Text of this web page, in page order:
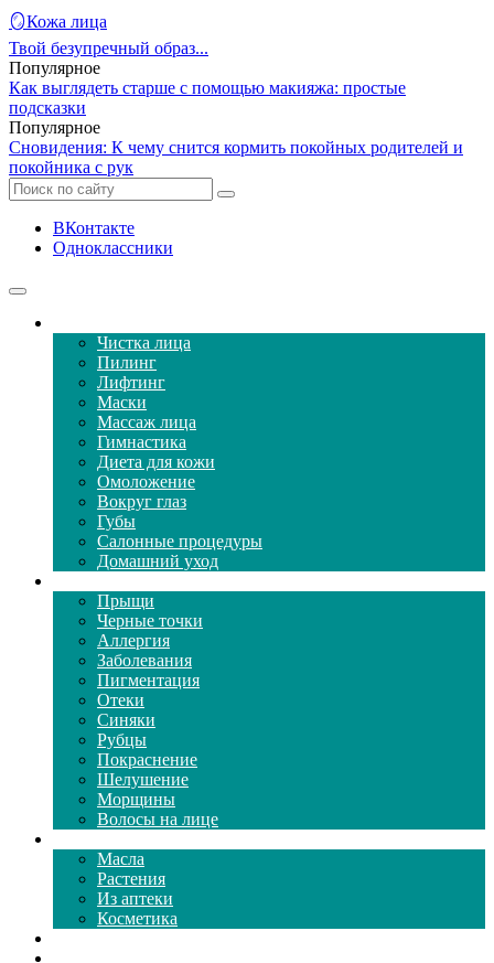
🪞Кожа лица
Твой безупречный образ...
Популярное
Как выглядеть старше с помощью макияжа: простые
подсказки
Популярное
Сновидения: К чему снится кормить покойных родителей и
покойника с рук
ВКонтакте
Одноклассники
Чистка лица
Пилинг
Лифтинг
Маски
Массаж лица
Гимнастика
Диета для кожи
Омоложение
Вокруг глаз
Губы
Салонные процедуры
Домашний уход
Прыщи
Черные точки
Аллергия
Заболевания
Пигментация
Отеки
Синяки
Рубцы
Покраснение
Шелушение
Морщины
Волосы на лице
Масла
Растения
Из аптеки
Косметика